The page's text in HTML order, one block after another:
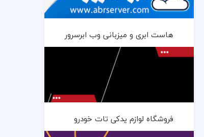
هاست ابری و میزبانی وب ابرسرور
فروشگاه لوازم یدکی تات خودرو